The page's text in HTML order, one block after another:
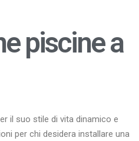
piscine a
il suo stile di vita dinamico e
per chi desidera installare una